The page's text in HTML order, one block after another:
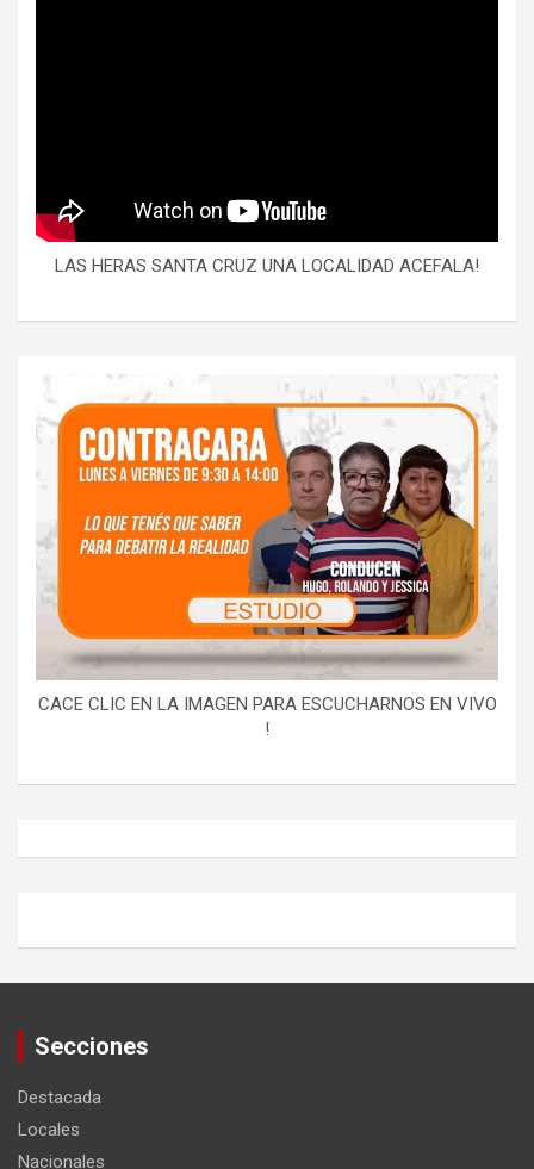
LAS HERAS SANTA CRUZ UNA LOCALIDAD ACEFALA!
CACE CLIC EN LA IMAGEN PARA ESCUCHARNOS EN VIVO
!
Secciones
Destacada
Locales
Nacionales